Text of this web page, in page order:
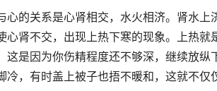
心的关系是心肾相交，水火相济。肾水
心肾不交，出现上热下寒的现象。上热
这是因为你伤精程度还不够深，继续放纵
冷，有时盖上被子也捂不暖和，这就不仅